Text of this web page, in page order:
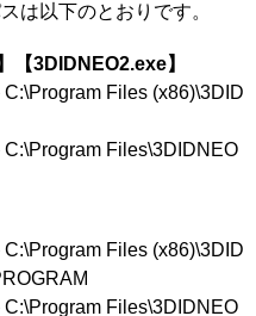
は以下のとおりです。
【3DIDNEO2.exe】
Files (x86)\3DID
Files\3DIDNEO
Files (x86)\3DID
Files\3DIDNEO